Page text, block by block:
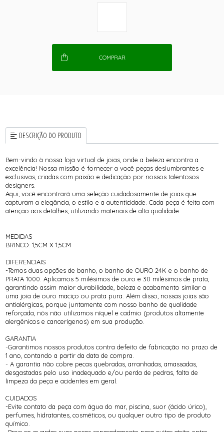
COMPRAR
DESCRIÇÃO DO PRODUTO
Bem-vindo à nossa loja virtual de joias, onde a beleza encontra a
excelência! Nossa missão é fornecer a você peças deslumbrantes e
exclusivas, criadas com paixão e dedicação por nossos talentosos
designers.
Aqui, você encontrará uma seleção cuidadosamente de joias que
capturam a elegância, o estilo e a autenticidade. Cada peça é feita com
atenção aos detalhes, utilizando materiais de alta qualidade.
MEDIDAS
BRINCO: 1,5CM X 1,5CM
DIFERENCIAIS
-Temos duas opções de banho, o banho de OURO 24K e o banho de
PRATA 1000. Aplicamos 5 milésimos de ouro e 30 milésimos de prata,
garantindo assim maior durabilidade, beleza e acabamento similar a
uma joia de ouro maciço ou prata pura. Além disso, nossas joias são
antialérgicas, porque juntamente com nosso banho de qualidade
reforçada, nós não utilizamos níquel e cadmio (produtos altamente
alergênicos e cancerígenos) em sua produção.
GARANTIA
-Garantimos nossos produtos contra defeito de fabricação no prazo de
1 ano, contando a partir da data de compra.
- A garantia não cobre pecas quebradas, arranhadas, amassadas,
desgastadas pelo uso inadequado e/ou perda de pedras, falta de
limpeza da peça e acidentes em geral.
CUIDADOS
-Evite contato da peça com água do mar, piscina, suor (ácido úrico),
perfumes, hidratantes, cosméticos, ou qualquer outro tipo de produto
químico.